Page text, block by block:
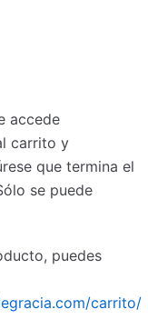
accede
carrito y
que termina el
se puede
puedes
carrito/